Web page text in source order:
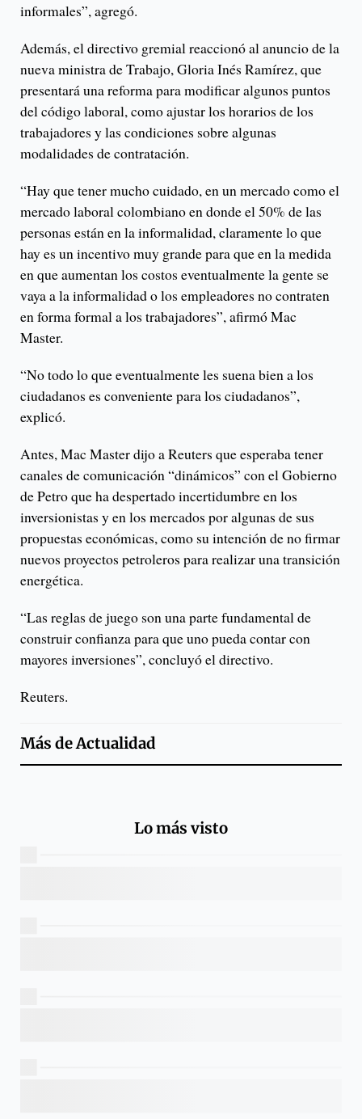
informales”, agregó.
Además, el directivo gremial reaccionó al anuncio de la
nueva ministra de Trabajo, Gloria Inés Ramírez, que
presentará una reforma para modificar algunos puntos
del código laboral, como ajustar los horarios de los
trabajadores y las condiciones sobre algunas
modalidades de contratación.
“Hay que tener mucho cuidado, en un mercado como el
mercado laboral colombiano en donde el 50% de las
personas están en la informalidad, claramente lo que
hay es un incentivo muy grande para que en la medida
en que aumentan los costos eventualmente la gente se
vaya a la informalidad o los empleadores no contraten
en forma formal a los trabajadores”, afirmó Mac
Master.
“No todo lo que eventualmente les suena bien a los
ciudadanos es conveniente para los ciudadanos”,
explicó.
Antes, Mac Master dijo a Reuters que esperaba tener
canales de comunicación “dinámicos” con el Gobierno
de Petro que ha despertado incertidumbre en los
inversionistas y en los mercados por algunas de sus
propuestas económicas, como su intención de no firmar
nuevos proyectos petroleros para realizar una transición
energética.
“Las reglas de juego son una parte fundamental de
construir confianza para que uno pueda contar con
mayores inversiones”, concluyó el directivo.
Reuters.
Más deActualidad
Lo más visto